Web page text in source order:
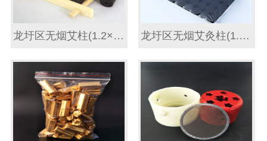
龙圩区无烟艾柱(1.2×3)MM 龙圩区无烟艾灸柱(1.4×2.7)CM